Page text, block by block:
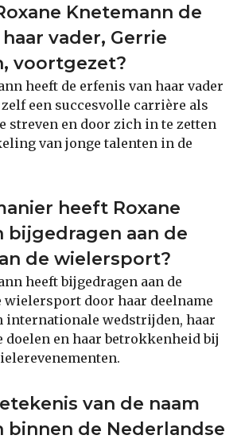
Knetemann de
vader, Gerrie
voortgezet?
heeft de erfenis van haar vader
een succesvolle carrière als
streven en door zich in te zetten
van jonge talenten in de
heeft Roxane
bijgedragen aan de
de wielersport?
heeft bijgedragen aan de
wielersport door haar deelname
internationale wedstrijden, haar
doelen en haar betrokkenheid bij
van de naam
binnen de Nederlandse